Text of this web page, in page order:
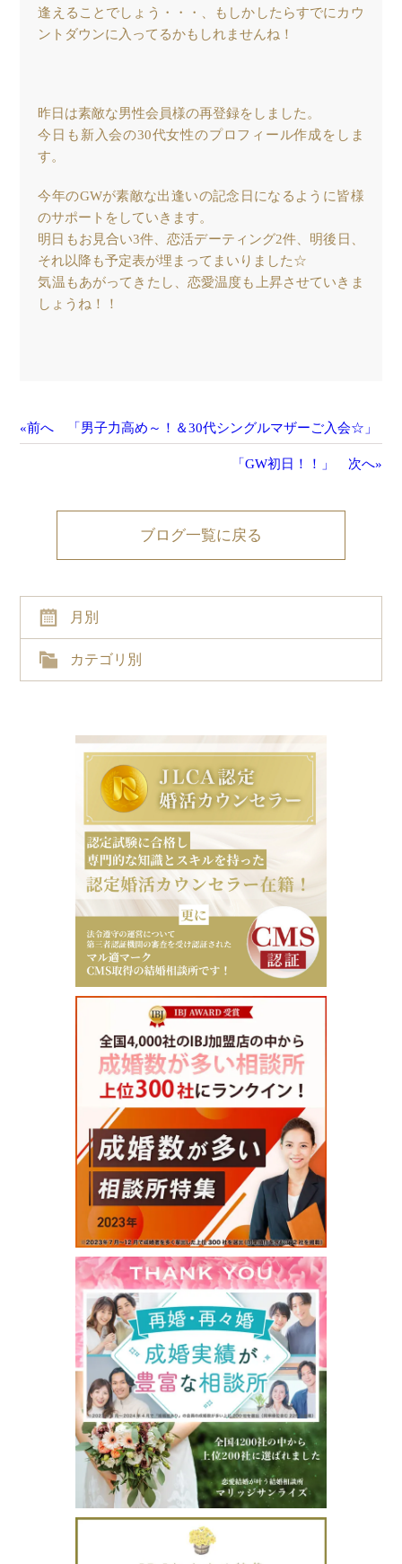
逢えることでしょう・・・、もしかしたらすでにカウ
ントダウンに入ってるかもしれませんね！
昨日は素敵な男性会員様の再登録をしました。
今日も新入会の30代女性のプロフィール作成をしま
す。
今年のGWが素敵な出逢いの記念日になるように皆様
のサポートをしていきます。
明日もお見合い3件、恋活デーティング2件、明後日、
それ以降も予定表が埋まってまいりました☆
気温もあがってきたし、恋愛温度も上昇させていきま
しょうね！！
«前へ 「男子力高め～！＆30代シングルマザーご入会☆」
「GW初日！！」 次へ»
ブログ一覧に戻る
月別
カテゴリ別